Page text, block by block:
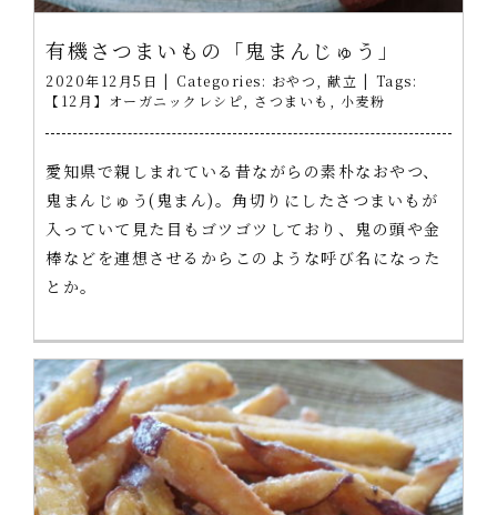
有機さつまいもの「鬼まんじゅう」
2020年12月5日 | Categories: おやつ 献立 | Tags:
【12月】オーガニックレシピ
さつまいも 小麦粉
愛知県で親しまれている昔ながらの素朴なおやつ、
鬼まんじゅう(鬼まん)。角切りにしたさつまいもが
入っていて見た目もゴツゴツしており、鬼の頭や金
棒などを連想させるからこのような呼び名になった
とか。